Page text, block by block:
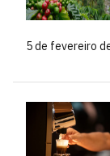
5 de fevereiro